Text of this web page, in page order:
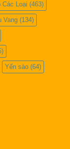
Các Loại (463)
Vang (134)
Yến sào (64)